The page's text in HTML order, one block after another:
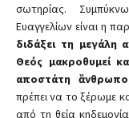
σωτηρίας.
Ευαγγελίων είναι η
διδάξει τη
Θεός μακροθυμεί
αποστάτη
πρέπει να το ξέρωμε
από τη θεία